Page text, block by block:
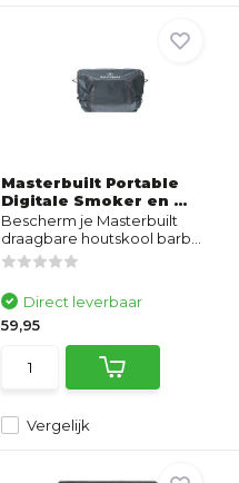
Masterbuilt Portable
Digitale Smoker en ...
Bescherm je Masterbuilt
draagbare houtskool barb...
Vergelijk
Direct leverbaar
59,95